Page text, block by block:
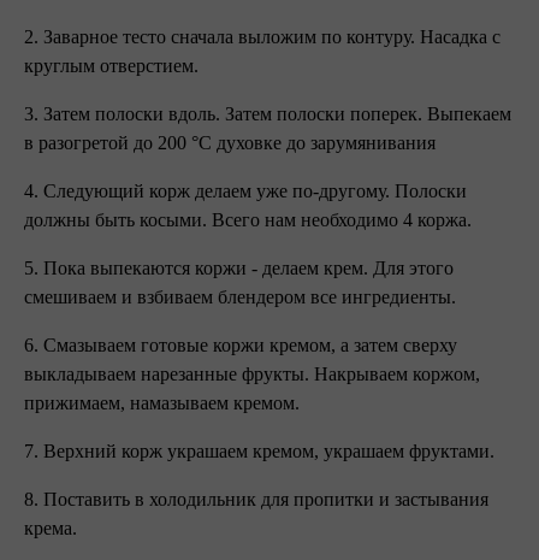
2. Заварное тесто сначала выложим по контуру. Насадка с
круглым отверстием.
3. Затем полоски вдоль. Затем полоски поперек. Выпекаем
в разогретой до 200 °C духовке до зарумянивания
4. Следующий корж делаем уже по-другому. Полоски
должны быть косыми. Всего нам необходимо 4 коржа.
5. Пока выпекаются коржи - делаем крем. Для этого
смешиваем и взбиваем блендером все ингредиенты.
6. Смазываем готовые коржи кремом, а затем сверху
выкладываем нарезанные фрукты. Накрываем коржом,
прижимаем, намазываем кремом.
7. Верхний корж украшаем кремом, украшаем фруктами.
8. Поставить в холодильник для пропитки и застывания
крема.